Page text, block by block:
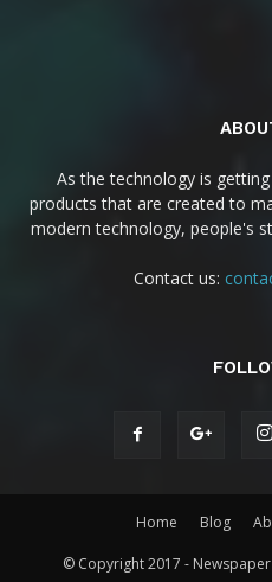
As the technology is
products that are created to
modern technology, people's
Contact us:
Home Blog
© Copyright 2017 -